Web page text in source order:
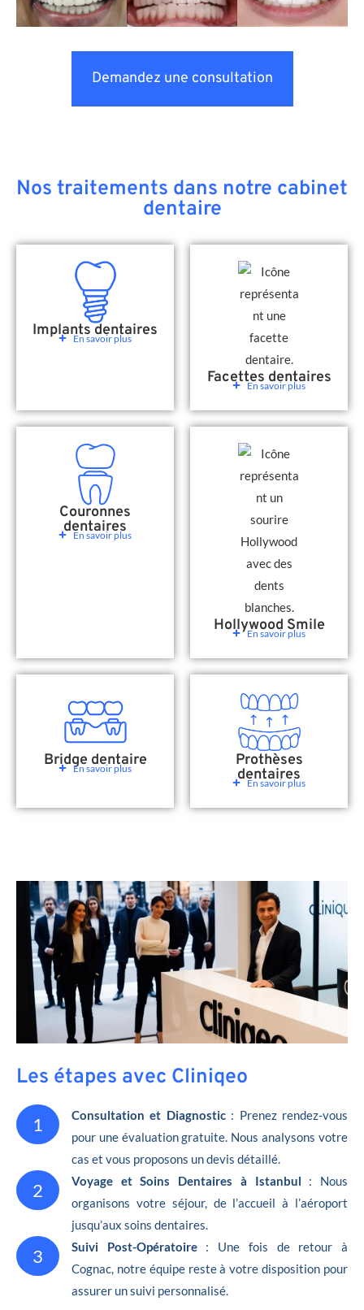
Demandez une consultation
Nos traitements dans notre cabinet
dentaire
Implants dentaires
En savoir plus
Facettes dentaires
En savoir plus
Couronnes
dentaires
En savoir plus
Hollywood Smile
En savoir plus
Bridge dentaire
En savoir plus Prothèses
dentaires
En savoir plus
Les étapes avec Cliniqeo
1 Consultation et Diagnostic: Prenez rendez-vous
pour une évaluation gratuite. Nous analysons votre
cas et vous proposons un devis détaillé.
2 Voyage et Soins Dentaires à Istanbul : Nous
organisons votre séjour, de l’accueil à l’aéroport
jusqu’aux soins dentaires.
3 Suivi Post-Opératoire : Une fois de retour à
Cognac, notre équipe reste à votre disposition pour
assurer un suivi personnalisé.